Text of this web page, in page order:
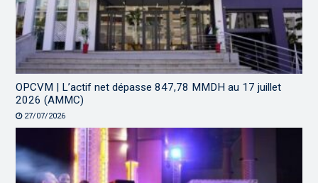
OPCVM | L’actif net dépasse 847,78 MMDH au 17 juillet
2026 (AMMC)
27/07/2026